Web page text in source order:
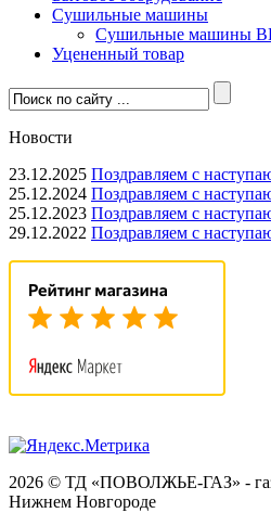
Сушильные машины
Сушильные машины
Уцененный товар
Новости
23.12.2025 Поздравляем с
25.12.2024 Поздравляем с
25.12.2023 Поздравляем с
29.12.2022 Поздравляем с
2026 © ТД «ПОВОЛЖЬЕ-ГАЗ» -
Нижнем Новгороде